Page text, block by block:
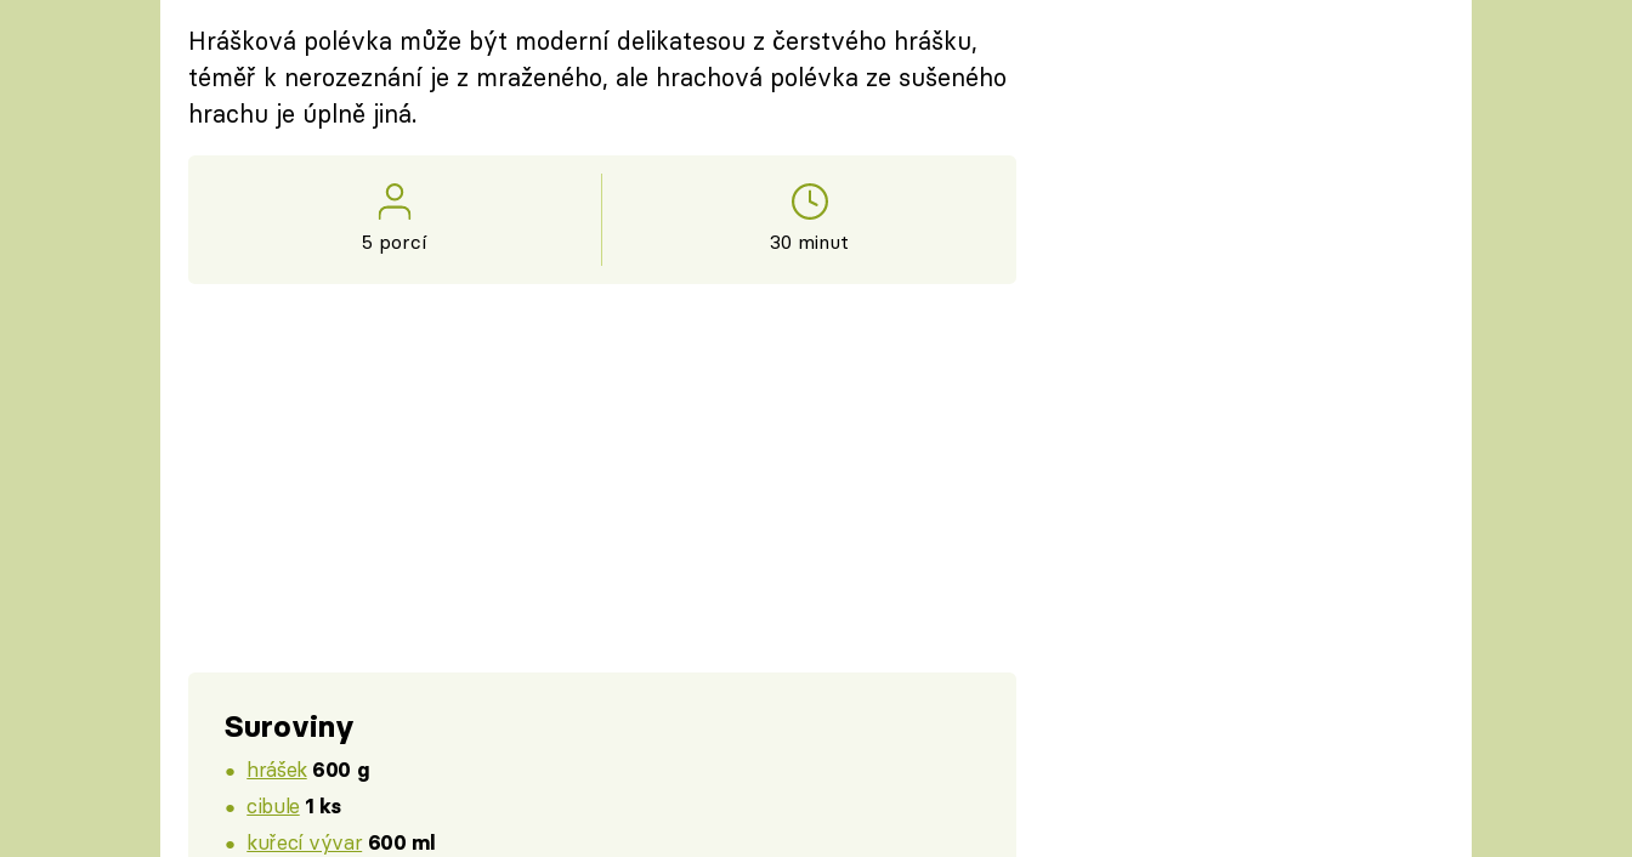
Hrášková polévka může být moderní delikatesou z čerstvého hrášku,
téměř k nerozeznání je z mraženého, ale hrachová polévka ze sušeného
hrachu je úplně jiná.
5 porcí 30 minut
Suroviny
hrášek 600 g
cibule 1 ks
kuřecí vývar 600 ml